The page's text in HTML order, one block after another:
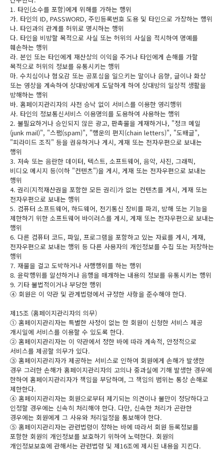
1. 타인(소수를 포함)에게 위해를 가하는 행위
가. 타인의 ID, PASSWORD, 주민등록번호 도용 및 타인으로 가장하는 행위
나. 타인과의 관계를 허위로 명시하는 행위
다. 타인을 비방할 목적으로 사실 또는 허위의 사실을 적시하여 명예를
훼손하는 행위
라. 본인 또는 타인에게 재산상의 이익을 주거나 타인에게 손해를 가할
목적으로 허위의 정보를 유통시키는 행위
마. 수치심이나 혐오감 또는 공포심을 일으키는 말이나 음향, 글이나 화상
또는 영상을 계속하여 상대방에게 도달하게 하여 상대방의 일상적 생활을
방해하는 행위
바. 홈페이지관리자의 사전 승낙 없이 서비스를 이용한 영리행위
사. 타인의 정보통신서비스 이용명의를 도용하여 사용하는 행위
2. 불필요하거나 승인되지 않은 광고, 판촉물을 게재하거나, "정크 메일
(junk mail)", "스팸(spam)", "행운의 편지(chain letters)", "도배글",
"피라미드 조직" 등을 권유하거나 게시, 게재 또는 전자우편으로 보내는
행위
3. 저속 또는 음란한 데이터, 텍스트, 소프트웨어, 음악, 사진, 그래픽,
비디오 메시지 등(이하 "컨텐츠")을 게시, 게재 또는 전자우편으로 보내는
행위
4. 권리(지적재산권을 포함한 모든 권리)가 없는 컨텐츠를 게시, 게재 또는
전자우편으로 보내는 행위
5. 컴퓨터 소프트웨어, 하드웨어, 전기통신 장비를 파괴, 방해 또는 기능을
제한하기 위한 소프트웨어 바이러스를 게시, 게재 또는 전자우편으로 보내는
행위
6. 다른 컴퓨터 코드, 파일, 프로그램을 포함하고 있는 자료를 게시, 게재,
전자우편으로 보내는 행위 등 다른 사용자의 개인정보를 수집 또는 저장하는
행위
7. 재물을 걸고 도박하거나 사행행위를 하는 행위
8. 윤락행위를 알선하거나 음행을 매개하는 내용의 정보를 유통시키는 행위
9. 기타 불법적이거나 부당한 행위
④ 회원은 이 약관 및 관계법령에서 규정한 사항을 준수해야 한다.
제15조 (홈페이지관리자의 의무)
① 홈페이지관리자는 특별한 사정이 없는 한 회원이 신청한 서비스 제공
개시일에 서비스를 이용할 수 있도록 한다.
② 홈페이지관리자는 이 약관에서 정한 바에 따라 계속적, 안정적으로
서비스를 제공할 의무가 있다.
③ 홈페이지관리자가 제공하는 서비스로 인하여 회원에게 손해가 발생한
경우 그러한 손해가 홈페이지관리자의 고의나 중과실에 기해 발생한 경우에
한하여 홈페이지관리자가 책임을 부담하며, 그 책임의 범위는 통상 손해로
제한한다.
④ 홈페이지관리자는 회원으로부터 제기되는 의견이나 불만이 정당하다고
인정할 경우에는 신속히 처리해야 한다. 다만, 신속한 처리가 곤란한
경우에는 회원에게 그 사유와 처리일정을 통보해야 한다.
⑤ 홈페이지관리자는 관련법령이 정하는 바에 따라서 회원 등록정보를
포함한 회원의 개인정보를 보호하기 위하여 노력한다. 회원의
개인정보보호에 관해서는 관련법령 및 제16조에 제시된 내용을 지킨다.